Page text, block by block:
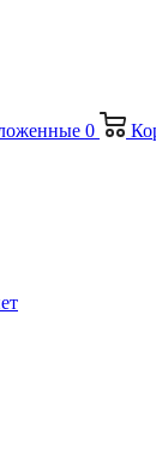
0